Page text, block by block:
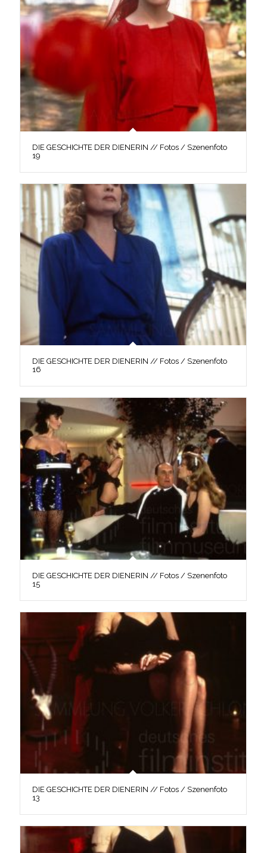
DIE GESCHICHTE DER DIENERIN // Fotos / Szenenfoto
19
DIE GESCHICHTE DER DIENERIN // Fotos / Szenenfoto
16
DIE GESCHICHTE DER DIENERIN // Fotos / Szenenfoto
15
DIE GESCHICHTE DER DIENERIN // Fotos / Szenenfoto
13